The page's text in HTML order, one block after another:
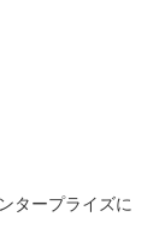
タープライズに